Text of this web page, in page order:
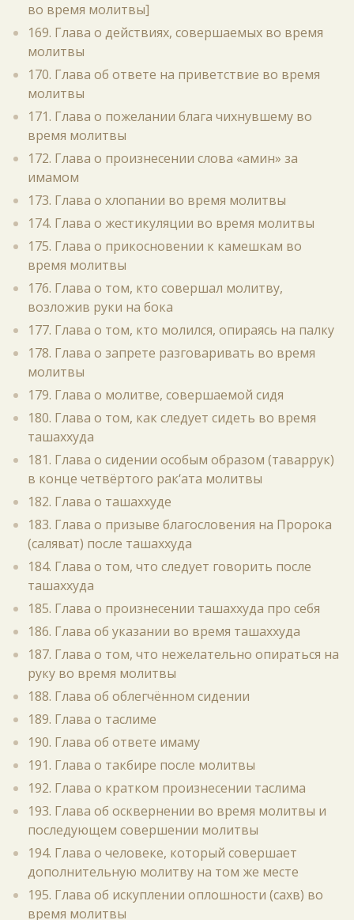
во время молитвы]
169. Глава о действиях, совершаемых во время
молитвы
170. Глава об ответе на приветствие во время
молитвы
171. Глава о пожелании блага чихнувшему во
время молитвы
172. Глава о произнесении слова «амин» за
имамом
173. Глава о хлопании во время молитвы
174. Глава о жестикуляции во время молитвы
175. Глава о прикосновении к камешкам во
время молитвы
176. Глава о том, кто совершал молитву,
возложив руки на бока
177. Глава о том, кто молился, опираясь на палку
178. Глава о запрете разговаривать во время
молитвы
179. Глава о молитве, совершаемой сидя
180. Глава о том, как следует сидеть во время
ташаххуда
181. Глава о сидении особым образом (таваррук)
в конце четвёртого рак‘ата молитвы
182. Глава о ташаххуде
183. Глава о призыве благословения на Пророка
(саляват) после ташаххуда
184. Глава о том, что следует говорить после
ташаххуда
185. Глава о произнесении ташаххуда про себя
186. Глава об указании во время ташаххуда
187. Глава о том, что нежелательно опираться на
руку во время молитвы
188. Глава об облегчённом сидении
189. Глава о таслиме
190. Глава об ответе имаму
191. Глава о такбире после молитвы
192. Глава о кратком произнесении таслима
193. Глава об осквернении во время молитвы и
последующем совершении молитвы
194. Глава о человеке, который совершает
дополнительную молитву на том же месте
195. Глава об искуплении оплошности (сахв) во
время молитвы